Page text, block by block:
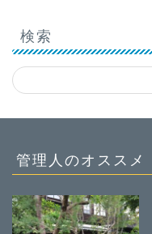
検索
管理人のオススメ